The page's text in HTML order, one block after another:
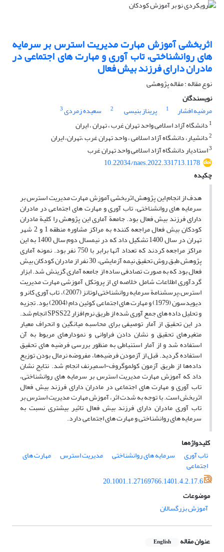
اثربخشی آموزش مهارت مدیریت استرس بر سرمایه
های روانشناختی، تاب آوری و مهارت های اجتماعی در
مادران دارای فرزند بیش فعال
نوع مقاله : مقاله پژوهشی
نویسندگان
مرضیه افشار
1 پریناز بنیسی 2 سعیده زمردی3
1 دانشگاه آزاد اسلامی واحد تهران غرب ، تهران ، ایران
2دانشیار، دانشگاه آزاد اسلامی ، واحد تهران غرب ،تهران، ایران
3استادیار دانشگاه آزاد اسلامی واحد تهران غرب
10.22034/naes.2022.331713.1178
چکیده
هدف از انجام این پژوهش اثربخشی آموزش مهارت مدیریت استرس بر
سرمایه های روانشناختی، تاب آوری و مهارت های اجتماعی در مادران
دارای فرزند بیش فعال بود. جامعة آماری این پژوهش را کلیة مادران
کودکان بیش فعال مراجعه کننده به مراکز مشاوره منطقه 1 و 2 شهر
تهران در سال 1400 تشکیل داد که در نیمسال دوم سال 1400 به این
مراکز مراجعه کردند که تعداد آنها برابر با 750 نفر بود. نمونه آماری
پژوهش طبق روش تحقیق نیمه آزمایشی، 30 نفر از مادران کودکان بیش
فعال بود که به صورت تصادفی ساده از جامعه آماری گزینش شد. ابزار
گردآوری اطلاعات شامل خلاصه ای از پروتکل آموزشی مهارت مدیریت
استرس،پرسشنامة سرمایه روانشناختی لوتانز (2007)، تاب آوری کانر و
دیویدسون (1979) و مهارت های اجتماعی کوئین دام (2004) بود. تجزیه
و تحلیل داده های جمع آوری شده از طریق نرم افزار SPSS22 انجام شد.
در این تحقیق از آمار توصیفی برای محاسبه میانگین و انحراف معیار
متغیرهای تحقیق و نشان دادن فراوانی و نمودارهای مربوط به آن
استفاده شد و از آمار استنباطی به منظور بررسی فرضیه های تحقیق
استفاده گردید. قبل از آزمودن فرضیه‌ها، مفروضه‌ نرمال بودن توزیع
داده‌ها از طریق آزمون کولموگروف-اسمیرنف انجام شد. نتایج نشان
داد که آموزش مهارت مدیریت استرس بر سرمایه های روانشناختی،
تاب آوری و مهارت های اجتماعی در مادران دارای فرزند بیش فعال
اثربخش است. با توجه به شدت اثر، آموزش مهارت مدیریت استرس بر
تاب آوری مادران دارای فرزند بیش فعال تاثیر بیشتری نسبت به
سرمایه های روانشناختی و مهارت های اجتماعی دارد.
کلیدواژه‌ها
تاب آوری
سرمایه های روانشناختی مدیریت استرس مهارت های
اجتماعی
20.1001.1.27169766.1401.4.2.17.6
موضوعات
آموزش بزرگسالان
عنوان مقاله English